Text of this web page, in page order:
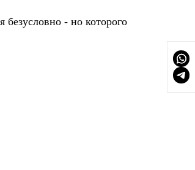
безусловно - но которого